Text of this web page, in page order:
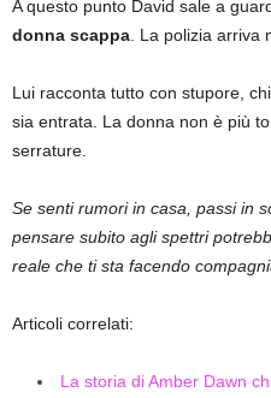
A questo punto David sale a
donna scappa . La polizia arriva
Lui racconta tutto con stupore,
sia entrata. La donna non è più
serrature.
Se senti rumori in casa, passi in
pensare subito agli spettri
reale che ti sta facendo
Articoli correlati:
La storia di Amber Dawn